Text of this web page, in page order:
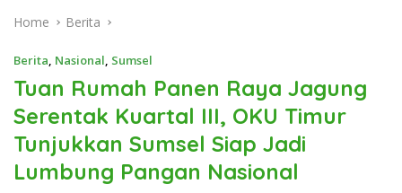
Home Berita
Berita, Nasional, Sumsel
Tuan Rumah Panen Raya Jagung
Serentak Kuartal III, OKU Timur
Tunjukkan Sumsel Siap Jadi
Lumbung Pangan Nasional